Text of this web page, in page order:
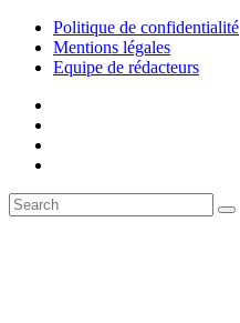
Politique de confidentialité
Mentions légales
Equipe de rédacteurs